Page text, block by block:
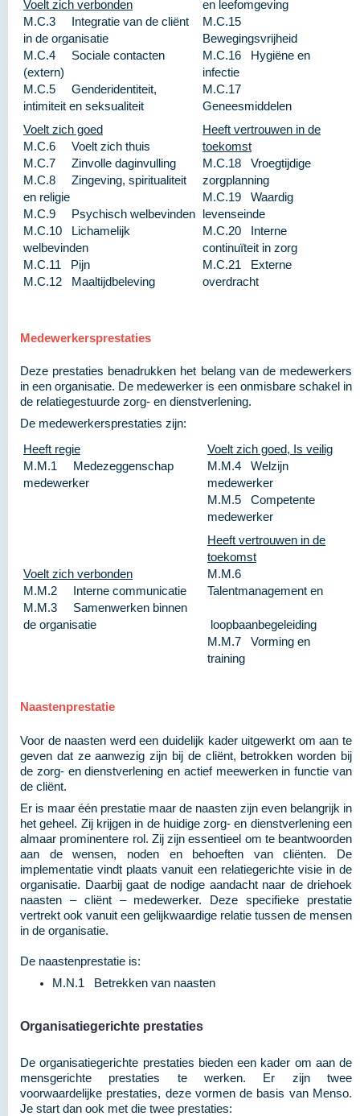
en leefomgeving
M.C.15
Bewegingsvrijheid
M.C.16 Hygiëne en
infectie
M.C.17
Geneesmiddelen
Voelt zich verbonden
M.C.3 Integratie van de cliënt
in de organisatie
M.C.4 Sociale contacten
(extern)
M.C.5 Genderidentiteit,
intimiteit en seksualiteit
Voelt zich goed
M.C.6 Voelt zich thuis
M.C.7 Zinvolle daginvulling
M.C.8 Zingeving, spiritualiteit
en religie
M.C.9 Psychisch welbevinden
M.C.10 Lichamelijk
welbevinden
M.C.11 Pijn
M.C.12 Maaltijdbeleving
Heeft vertrouwen in de
toekomst
M.C.18 Vroegtijdige
zorgplanning
M.C.19 Waardig
levenseinde
M.C.20 Interne
continuïteit in zorg
M.C.21 Externe
overdracht
Medewerkersprestaties
Deze prestaties benadrukken het belang van de medewerkers
in een organisatie. De medewerker is een onmisbare schakel in
de relatiegestuurde zorg- en dienstverlening.
De medewerkersprestaties zijn:
Heeft regie
M.M.1 Medezeggenschap
medewerker
Voelt zich goed, Is veilig
M.M.4 Welzijn
medewerker
M.M.5 Competente
medewerker
Voelt zich verbonden
M.M.2 Interne communicatie
M.M.3 Samenwerken binnen
de organisatie
Heeft vertrouwen in de
toekomst
M.M.6
Talentmanagement en
loopbaanbegeleiding
M.M.7 Vorming en
training
Naastenprestatie
Voor de naasten werd een duidelijk kader uitgewerkt om aan te
geven dat ze aanwezig zijn bij de cliënt, betrokken worden bij
de zorg- en dienstverlening en actief meewerken in functie van
de cliënt.
Er is maar één prestatie maar de naasten zijn even belangrijk in
het geheel. Zij krijgen in de huidige zorg- en dienstverlening een
almaar prominentere rol. Zij zijn essentieel om te beantwoorden
aan de wensen, noden en behoeften van cliënten. De
implementatie vindt plaats vanuit een relatiegerichte visie in de
organisatie. Daarbij gaat de nodige aandacht naar de driehoek
naasten – cliënt – medewerker. Deze specifieke prestatie
vertrekt ook vanuit een gelijkwaardige relatie tussen de mensen
in de organisatie.
De naastenprestatie is:
M.N.1 Betrekken van naasten
Organisatiegerichte prestaties
De organisatiegerichte prestaties bieden een kader om aan de
mensgerichte prestaties te werken. Er zijn twee
voorwaardelijke prestaties, deze vormen de basis van Menso.
Je start dan ook met die twee prestaties: